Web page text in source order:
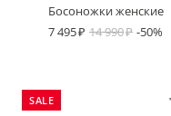
Босоножки женские
7 495
14 990 -50%
SALE